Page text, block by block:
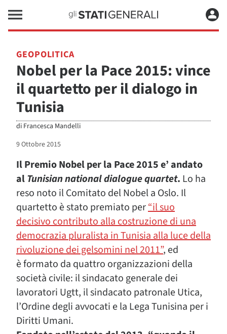
GEOPOLITICA
Nobel per la Pace 2015: vince
il quartetto per il dialogo in
Tunisia
di Francesca Mandelli
9 Ottobre 2015
Il Premio Nobel per la Pace 2015 e’ andato
alTunisian national dialogue quartet. Lo ha
reso noto il Comitato del Nobel a Oslo. Il
quartetto è stato premiato per“il suo
decisivo contributo alla costruzione di una
democrazia pluralista in Tunisia alla luce della
rivoluzione dei gelsomini nel 2011”, ed
è formato da quattro organizzazioni della
società civile: il sindacato generale dei
lavoratori Ugtt, il sindacato patronale Utica,
l’Ordine degli avvocati e la Lega Tunisina per i
Diritti Umani.